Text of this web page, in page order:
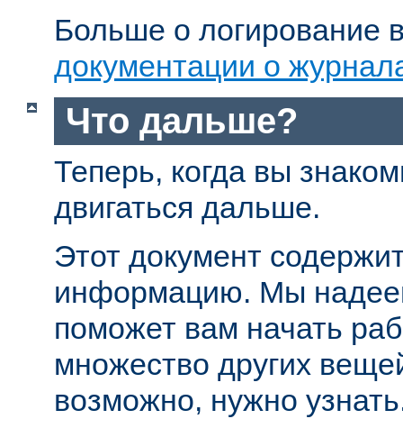
Больше о логирование
документации о
Что дальше?
Теперь, когда вы
двигаться дальше.
Этот документ
информацию. Мы
поможет вам начать
множество других
возможно, нужно